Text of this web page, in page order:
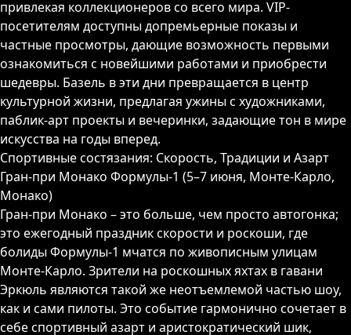
привлекая коллекционеров со всего мира. VIP-
посетителям доступны допремьерные показы и
частные просмотры, дающие возможность первыми
ознакомиться с новейшими работами и приобрести
шедевры. Базель в эти дни превращается в центр
культурной жизни, предлагая ужины с художниками,
паблик-арт проекты и вечеринки, задающие тон в мире
искусства на годы вперед.
Спортивные состязания: Скорость, Традиции и Азарт
Гран-при Монако Формулы-1 (5–7 июня, Монте-Карло,
Монако)
Гран-при Монако – это больше, чем просто автогонка;
это ежегодный праздник скорости и роскоши, где
болиды Формулы-1 мчатся по живописным улицам
Монте-Карло. Зрители на роскошных яхтах в гавани
Эркюль являются такой же неотъемлемой частью шоу,
как и сами пилоты. Это событие гармонично сочетает в
себе спортивный азарт и аристократический шик,